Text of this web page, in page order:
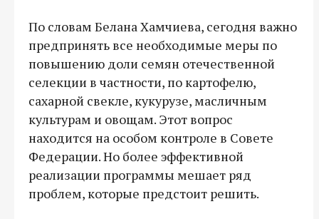
По словам Белана Хамчиева, сегодня важно
предпринять все необходимые меры по
повышению доли семян отечественной
селекции в частности, по картофелю,
сахарной свекле, кукурузе, масличным
культурам и овощам. Этот вопрос
находится на особом контроле в Совете
Федерации. Но более эффективной
реализации программы мешает ряд
проблем, которые предстоит решить.